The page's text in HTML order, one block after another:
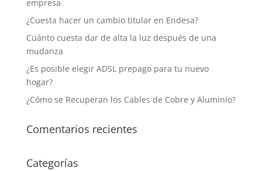
empresa
¿Cuesta hacer un cambio titular en Endesa?
Cuánto cuesta dar de alta la luz después de una
mudanza
¿Es posible elegir ADSL prepago para tu nuevo
hogar?
¿Cómo se Recuperan los Cables de Cobre y Aluminio?
Comentarios recientes
Categorías